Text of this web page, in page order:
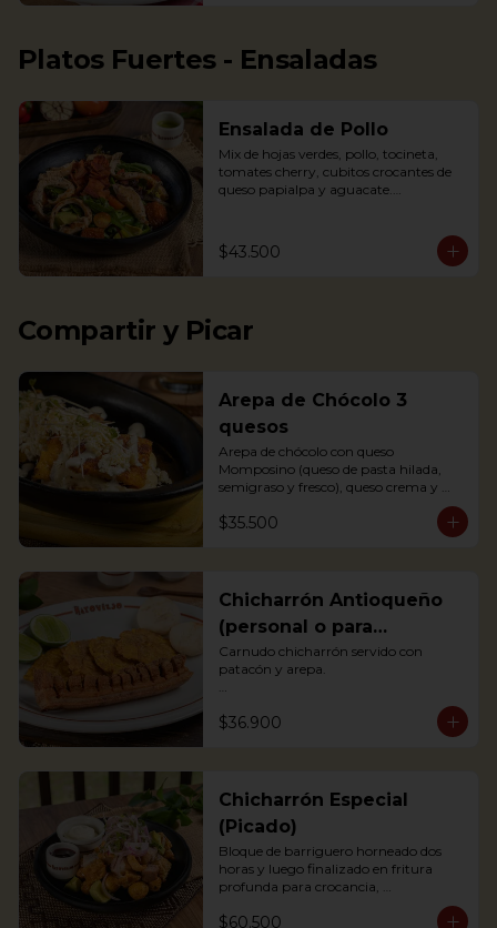
Salmon in shrimp sauce accompanied
Platos Fuertes - Ensaladas
Ensalada de Pollo
Mix de hojas verdes, pollo, tocineta,
tomates cherry, cubitos crocantes de
queso papialpa y aguacate.
papialpa cheese and avocado.
$43.500
Compartir y Picar
Arepa de Chócolo 3
quesos
Arepa de chócolo con queso
Momposino (queso de pasta hilada,
semigraso y fresco), queso crema y
Sweet corn Arepa with 3 types of
$35.500
Chicharrón Antioqueño
(personal o para
compartir)
Carnudo chicharrón servido con
patacón y arepa.
patacón y arepa.
plantain and arepa
$36.900
Chicharrón Especial
(Picado)
Bloque de barriguero horneado dos
horas y luego finalizado en fritura
profunda para crocancia,
cebolla acevichada y reducción de
$60.500